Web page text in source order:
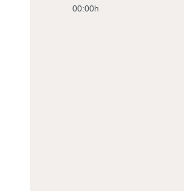
00:00h